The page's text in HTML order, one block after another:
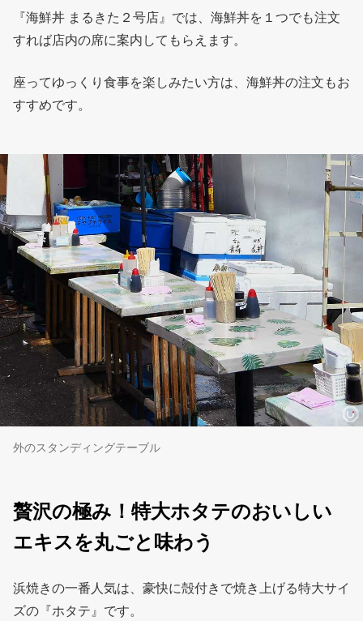
『海鮮丼 まるきた２号店』では、海鮮丼を１つでも注文
すれば店内の席に案内してもらえます。
座ってゆっくり食事を楽しみたい方は、海鮮丼の注文もお
すすめです。
外のスタンディングテーブル
贅沢の極み！特大ホタテのおいしい
エキスを丸ごと味わう
浜焼きの一番人気は、豪快に殻付きで焼き上げる特大サイ
ズの『ホタテ』です。